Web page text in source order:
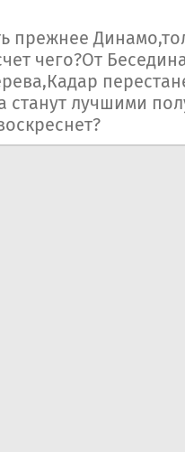
прежнее
чего?От
станут лучшими